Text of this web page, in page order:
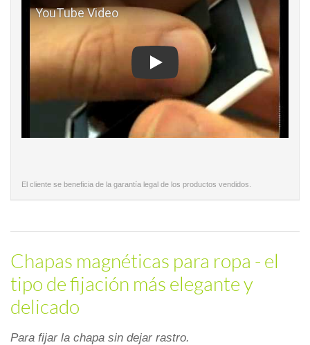
El cliente se beneficia de la garantía legal de los productos vendidos.
Chapas magnéticas para ropa - el
tipo de fijación más elegante y
delicado
Para fijar la chapa sin dejar rastro.